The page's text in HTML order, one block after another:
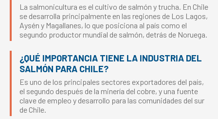
La salmonicultura es el cultivo de salmón y trucha. En Chile
se desarrolla principalmente en las regiones de Los Lagos,
Aysén y Magallanes, lo que posiciona al país como el
segundo productor mundial de salmón, detrás de Noruega.
¿QUÉ IMPORTANCIA TIENE LA INDUSTRIA DEL
SALMÓN PARA CHILE?
Es uno de los principales sectores exportadores del país,
el segundo después de la minería del cobre, y una fuente
clave de empleo y desarrollo para las comunidades del sur
de Chile.